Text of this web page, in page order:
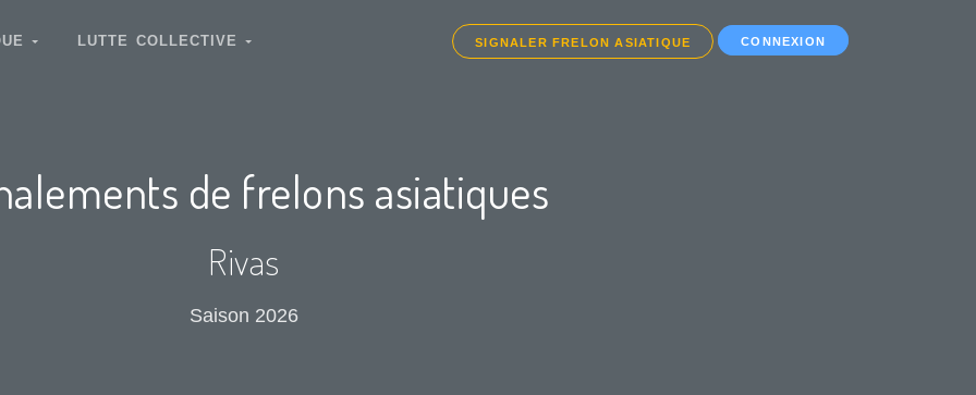
LUTTE COLLECTIVE SIGNALER FRELON ASIATIQUE CONNEXION
de frelons asiatiques
Rivas
Saison 2026